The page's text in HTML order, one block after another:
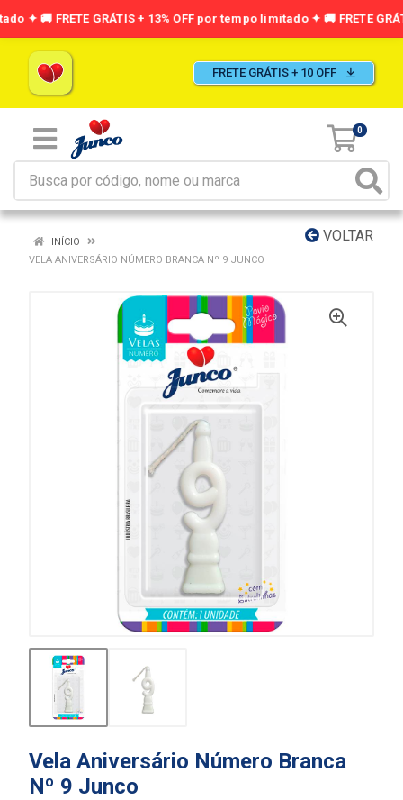
FRETE GRÁTIS + 10 OFF
0
VOLTAR
INÍCIO
VELA ANIVERSÁRIO NÚMERO BRANCA Nº 9 JUNCO
Vela Aniversário Número Branca
Nº 9 Junco